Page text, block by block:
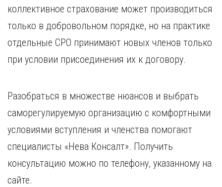
коллективное страхование может производиться
только в добровольном порядке, но на практике
отдельные СРО принимают новых членов только
при условии присоединения их к договору.
Разобраться в множестве нюансов и выбрать
саморегулируемую организацию с комфортными
условиями вступления и членства помогают
специалисты «Нева Консалт». Получить
консультацию можно по телефону, указанному на
сайте.